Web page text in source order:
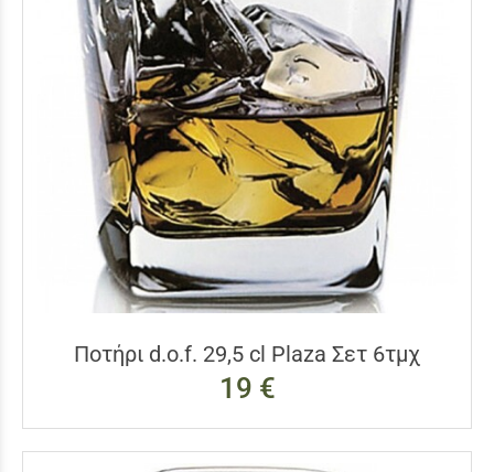
Ποτήρι d.o.f. 29,5 cl Plaza Σετ 6τμχ
19 €